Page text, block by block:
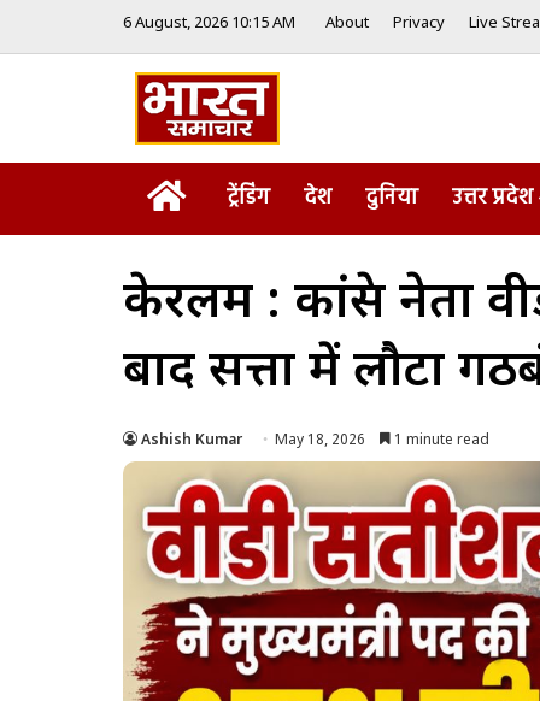
6 August, 2026 10:15 AM About Privacy Live
Homeट्रेंडिंग देश दुनिया उत्तर प्रदेश
केरलम : कांग्रेस नेता
बाद सत्ता में लौटा
Ashish Kumar May 18, 2026 1 minute read